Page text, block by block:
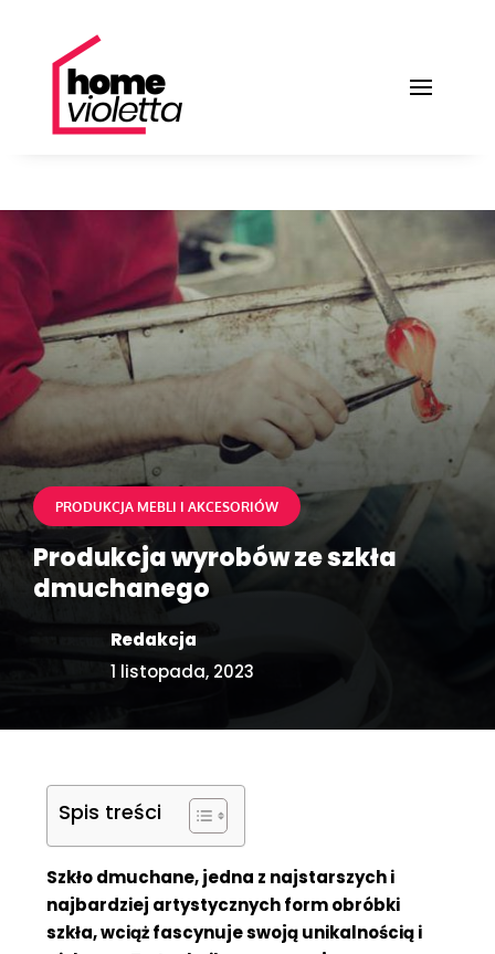
PRODUKCJA MEBLI I AKCESORIÓW
Produkcja wyrobów ze szkła
dmuchanego
Redakcja
1 listopada, 2023
Spis treści
Szkło dmuchane, jedna z najstarszych i
najbardziej artystycznych form obróbki
szkła, wciąż fascynuje swoją unikalnością i